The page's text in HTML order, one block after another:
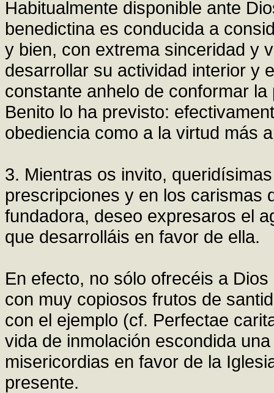
Habitualmente disponible ante
benedictina es conducida a
y bien, con extrema sinceridad y
desarrollar su actividad interior y
constante anhelo de conformar
Benito lo ha previsto:
obediencia como a la virtud más
3. Mientras os invito,
prescripciones y en los carismas
fundadora, deseo expresaros el
que desarrolláis en favor de ella.
En efecto, no sólo ofrecéis a
con muy copiosos frutos de
con el ejemplo (cf. Perfectae
vida de inmolación escondida
misericordias en favor de la
presente.